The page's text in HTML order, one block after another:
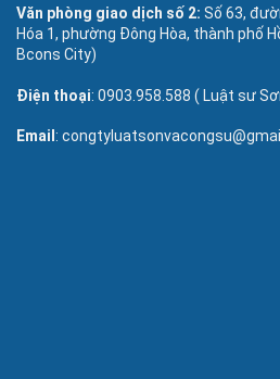
Văn phòng giao dịch số 2: Số 63,
Hóa 1, phường Đông Hòa, thành phố
Bcons City)
Điện thoại: 0903.958.588 ( Luật sư
Email :